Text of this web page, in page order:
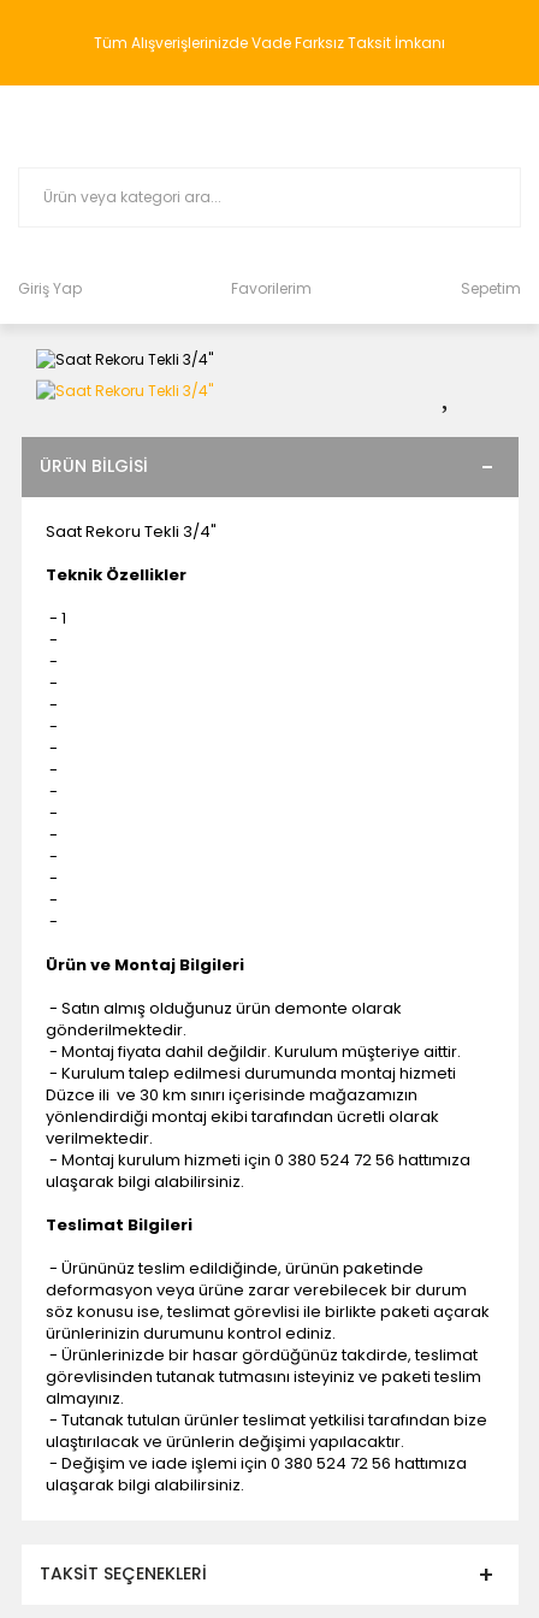
Tüm Alışverişlerinizde Vade Farksız Taksit İmkanı
Giriş Yap Favorilerim Sepetim
ÜRÜN BILGISI
Saat Rekoru Tekli 3/4"
Teknik Özellikler
- 1
-
-
-
-
-
-
-
-
-
-
-
-
-
-
Ürün ve Montaj Bilgileri
- Satın almış olduğunuz ürün demonte olarak
gönderilmektedir.
- Montaj fiyata dahil değildir. Kurulum müşteriye aittir.
- Kurulum talep edilmesi durumunda montaj hizmeti
Düzce ili ve 30 km sınırı içerisinde mağazamızın
yönlendirdiği montaj ekibi tarafından ücretli olarak
verilmektedir.
- Montaj kurulum hizmeti için 0 380 524 72 56 hattımıza
ulaşarak bilgi alabilirsiniz.
Teslimat Bilgileri
- Ürününüz teslim edildiğinde, ürünün paketinde
deformasyon veya ürüne zarar verebilecek bir durum
söz konusu ise, teslimat görevlisi ile birlikte paketi açarak
ürünlerinizin durumunu kontrol ediniz.
- Ürünlerinizde bir hasar gördüğünüz takdirde, teslimat
görevlisinden tutanak tutmasını isteyiniz ve paketi teslim
almayınız.
- Tutanak tutulan ürünler teslimat yetkilisi tarafından bize
ulaştırılacak ve ürünlerin değişimi yapılacaktır.
- Değişim ve iade işlemi için 0 380 524 72 56 hattımıza
ulaşarak bilgi alabilirsiniz.
TAKSIT SEÇENEKLERI